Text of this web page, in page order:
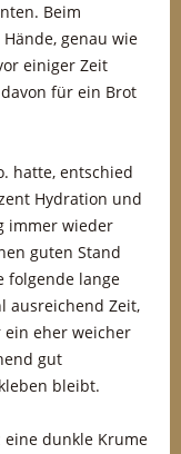
Beim
genau wie
einiger Zeit
für ein Brot
hatte, entschied
Hydration und
immer wieder
guten Stand
folgende lange
ausreichend Zeit,
eher weicher
gut
bleibt.
eine dunkle Krume